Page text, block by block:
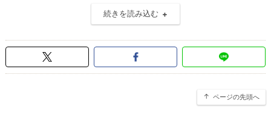
続きを読み込む
ページの先頭へ